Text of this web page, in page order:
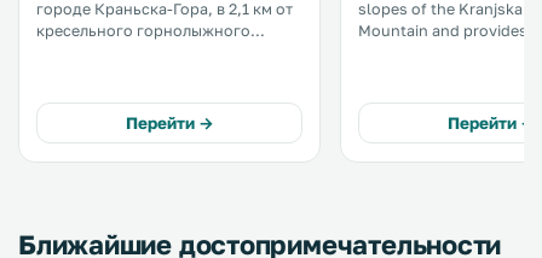
городе Краньска-Гора, в 2,1 км от
кресельного горнолыжного
здании действует бесплатный Wi-
Fi. .
Перейти →
slopes of the Kranjska
Mountain and provides
Перейти →
Ближайшие достопримечательности